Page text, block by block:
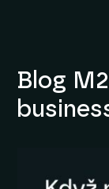
Blog